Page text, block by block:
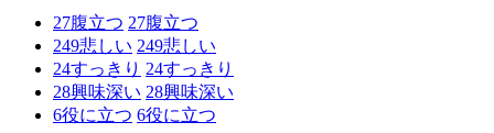
27腹立つ 27腹立つ
249悲しい 249悲しい
24すっきり 24すっきり
28興味深い 28興味深い
6役に立つ 6役に立つ